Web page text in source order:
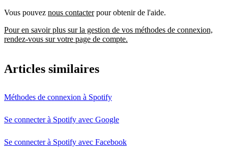
Vous pouvez nous contacterpour obtenir de l'aide.
Pour en savoir plus sur la gestion de vos méthodes de connexion,
rendez-vous sur votre page de compte.
Articles similaires
Méthodes de connexion à Spotify
Se connecter à Spotify avec Google
Se connecter à Spotify avec Facebook